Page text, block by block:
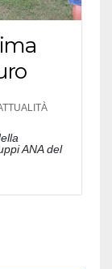
ANA del